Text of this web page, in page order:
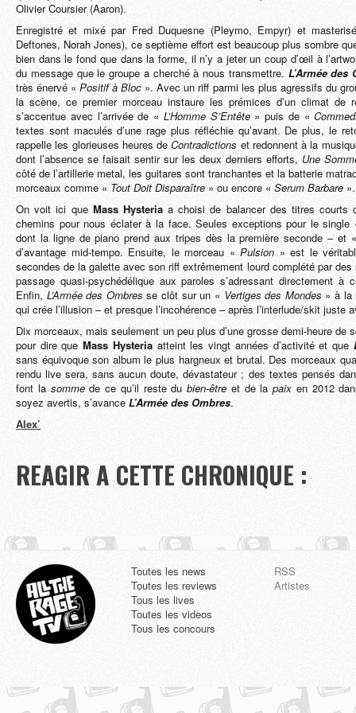
Olivier Coursier (Aaron).
Enregistré et mixé par Fred Duquesne (Pleymo, Empyr) et
Deftones, Norah Jones), ce septième effort est beaucoup plus sombre
bien dans le fond que dans la forme, il n’y a jeter un coup d’œil à
du message que le groupe a cherché à nous transmettre. L’Armée des
très énervé «Positif à Bloc ». Avec un riff parmi les plus agressifs du
la scène, ce premier morceau instaure les prémices d’un climat de
s’accentue avec l’arrivée de « L’Homme S’Entête » puis de «
textes sont maculés d’une rage plus réfléchie qu’avant. De plus, le
rappelle les glorieuses heures deContradictions et redonnent à la
dont l’absence se faisait sentir sur les deux derniers efforts, Une
côté de l’artillerie metal, les guitares sont tranchantes et la batterie
morceaux comme « Tout Doit Disparaître » ou encore « Serum Barbare ».
On voit ici que Mass Hysteriaa choisi de balancer des titres courts
chemins pour nous éclater à la face. Seules exceptions pour le
dont la ligne de piano prend aux tripes dès la première seconde – et
d’avantage mid-tempo. Ensuite, le morceau « Pulsion » est le
secondes de la galette avec son riff extrêmement lourd complété par
passage quasi-psychédélique aux paroles s’adressant directement à
Enfin, L’Armée des Ombres se clôt sur un « Vertiges des Mondes » à la
qui crée l’illusion – et presque l’incohérence – après l’interlude/skit juste
Dix morceaux, mais seulement un peu plus d’une grosse demi-heure de
pour dire queMass Hysteriaatteint les vingt années d’activité et que
sans équivoque son album le plus hargneux et brutal. Des morceaux
rendu live sera, sans aucun doute, dévastateur ; des textes pensés
font la sommede ce qu’il reste dubien-être et de lapaix en 2012
soyez avertis, s’avance L’Armée des Ombres.
Alex’
REAGIR A CETTE CHRONIQUE :
Toutes les news
Toutes les reviews
Tous les lives
Toutes les videos
Tous les concours
RSS
Artistes